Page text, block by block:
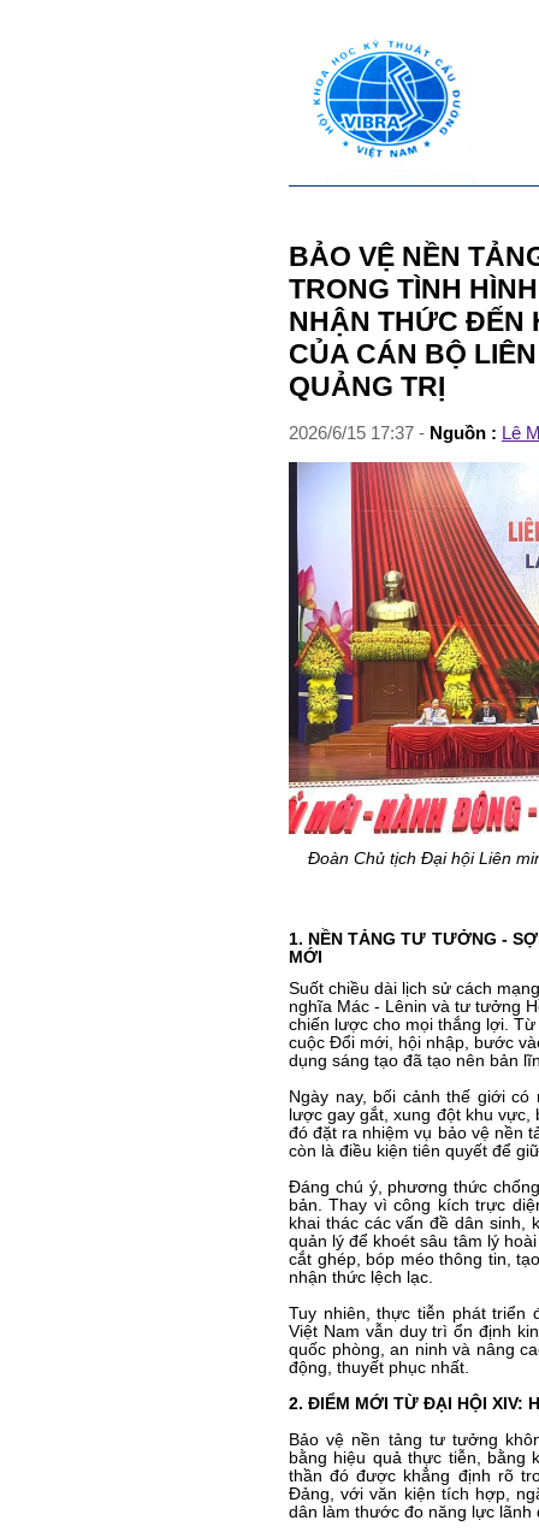
BẢO VỆ NỀN
TRONG TÌNH
NHẬN THỨC ĐẾN
CỦA CÁN BỘ
QUẢNG TRỊ
2026/6/15 17:37 - Nguồn : Lê
Đoàn Chủ tịch Đại hội Liên
1. NỀN TẢNG TƯ TƯỞNG -
MỚI
Suốt chiều dài lịch sử cách
nghĩa Mác - Lênin và tư tưởng
chiến lược cho mọi thắng lợi.
cuộc Đổi mới, hội nhập, bước
dụng sáng tạo đã tạo nên bản
Ngày nay, bối cảnh thế giới
lược gay gắt, xung đột khu
đó đặt ra nhiệm vụ bảo vệ nền
còn là điều kiện tiên quyết để
Đáng chú ý, phương thức
bản. Thay vì công kích trực
khai thác các vấn đề dân sinh,
quản lý để khoét sâu tâm lý
cắt ghép, bóp méo thông tin,
nhận thức lệch lạc.
Tuy nhiên, thực tiễn phát triển
Việt Nam vẫn duy trì ổn định
quốc phòng, an ninh và nâng
động, thuyết phục nhất.
2. ĐIỂM MỚI TỪ ĐẠI HỘI XIV:
Bảo vệ nền tảng tư tưởng
bằng hiệu quả thực tiễn, bằng
thần đó được khẳng định rõ
Đảng, với văn kiện tích hợp,
dân làm thước đo năng lực lãnh